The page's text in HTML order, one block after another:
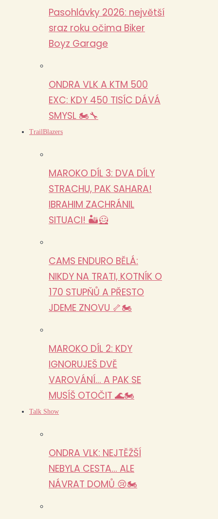
Pasohlávky 2026: největší
sraz roku očima Biker
Boyz Garage
ONDRA VLK A KTM 500
EXC: KDY 450 TISÍC DÁVÁ
SMYSL 🏍️🔧
TrailBlazers
MAROKO DÍL 3: DVA DÍLY
STRACHU, PAK SAHARA!
IBRAHIM ZACHRÁNIL
SITUACI! 🏜️🦸
CAMS ENDURO BĚLÁ:
NIKDY NA TRATI, KOTNÍK O
170 STUPŇŮ A PŘESTO
JDEME ZNOVU 🦴🏍️
MAROKO DÍL 2: KDY
IGNORUJEŠ DVĚ
VAROVÁNÍ… A PAK SE
MUSÍŠ OTOČIT 🌊🏍️
Talk Show
ONDRA VLK: NEJTĚŽŠÍ
NEBYLA CESTA… ALE
NÁVRAT DOMŮ 😢🏍️